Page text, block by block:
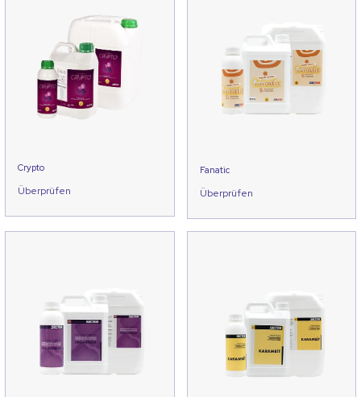
Crypto
Überprüfen
Fanatic
Überprüfen